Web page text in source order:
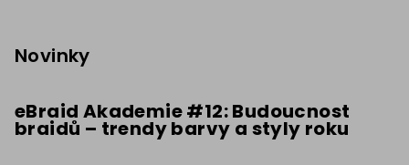
Novinky
eBraid Akademie #12: Budoucnost
braidů – trendy barvy a styly roku